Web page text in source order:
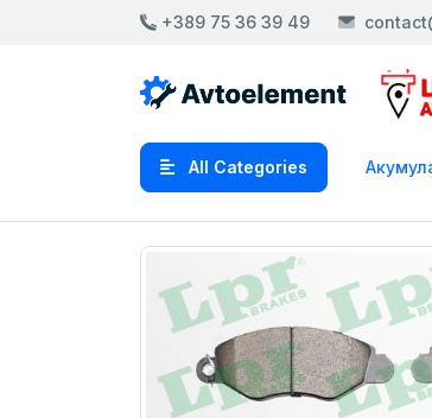
+389 75 36 39 49
All Categories